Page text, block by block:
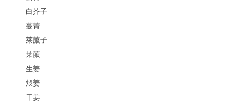
白芥子
蔓菁
莱菔子
莱菔
生姜
煨姜
干姜